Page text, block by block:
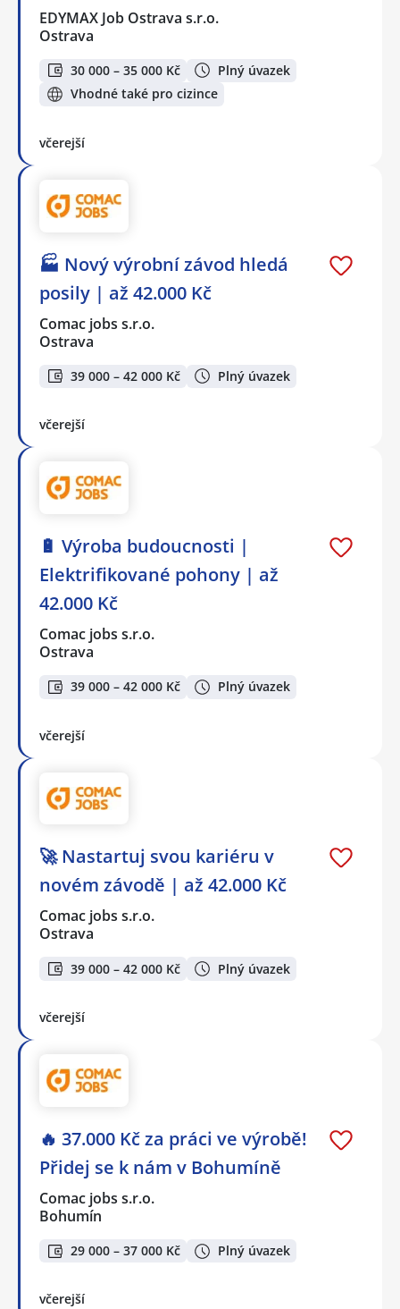
EDYMAX Job Ostrava s.r.o.
Ostrava
30 000 – 35 000 Kč
Plný úvazek
Vhodné také pro cizince
včerejší
🏭 Nový výrobní závod hledá
posily | až 42.000 Kč
Comac jobs s.r.o.
Ostrava
39 000 – 42 000 Kč Plný úvazek
včerejší
🔋 Výroba budoucnosti |
Elektrifikované pohony | až
42.000 Kč
Comac jobs s.r.o.
Ostrava
39 000 – 42 000 Kč Plný úvazek
včerejší
🚀 Nastartuj svou kariéru v
novém závodě | až 42.000 Kč
Comac jobs s.r.o.
Ostrava
39 000 – 42 000 Kč Plný úvazek
včerejší
🔥 37.000 Kč za práci ve výrobě!
Přidej se k nám v Bohumíně
Comac jobs s.r.o.
Bohumín
29 000 – 37 000 Kč Plný úvazek
včerejší